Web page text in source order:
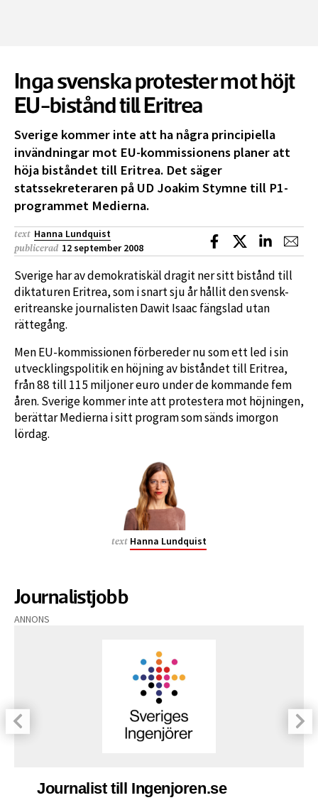
Inga svenska protester mot höjt
EU-bistånd till Eritrea
Sverige kommer inte att ha några principiella
invändningar mot EU-kommissionens planer att
höja biståndet till Eritrea. Det säger
statssekreteraren på UD Joakim Stymne till P1-
programmet Medierna.
text Hanna Lundquist
publicerad 12 september 2008
Dela på Facebook
Dela på XDela på
Sverige har av demokratiskäl dragit ner sitt bistånd till
diktaturen Eritrea, som i snart sju år hållit den svensk-
eritreanske journalisten Dawit Isaac fängslad utan
rättegång.
Men EU-kommissionen förbereder nu som ett led i sin
utvecklingspolitik en höjning av biståndet till Eritrea,
från 88 till 115 miljoner euro under de kommande fem
åren. Sverige kommer inte att protestera mot höjningen,
berättar Medierna i sitt program som sänds imorgon
lördag.
text Hanna Lundquist
Journalistjobb
ANNONS
Journalist till Ingenjoren.se